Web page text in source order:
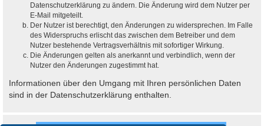
Datenschutzerklärung zu ändern. Die Änderung wird dem Nutzer per
E-Mail mitgeteilt.
Der Nutzer ist berechtigt, den Änderungen zu widersprechen. Im Falle
des Widerspruchs erlischt das zwischen dem Betreiber und dem
Nutzer bestehende Vertragsverhältnis mit sofortiger Wirkung.
Die Änderungen gelten als anerkannt und verbindlich, wenn der
Nutzer den Änderungen zugestimmt hat.
Informationen über den Umgang mit Ihren persönlichen Daten
sind in der Datenschutzerklärung enthalten.